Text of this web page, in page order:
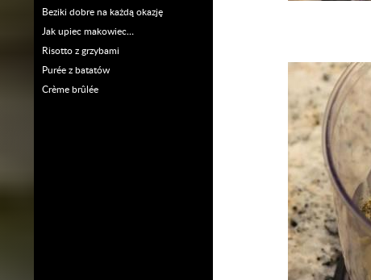
Beziki dobre na każdą okazję
Jak upiec makowiec…
Risotto z grzybami
Purée z batatów
Crème brûlée